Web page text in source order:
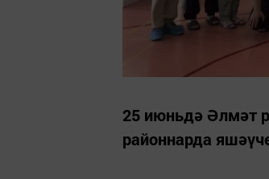
25 июньдә Әлмәт
районнарда